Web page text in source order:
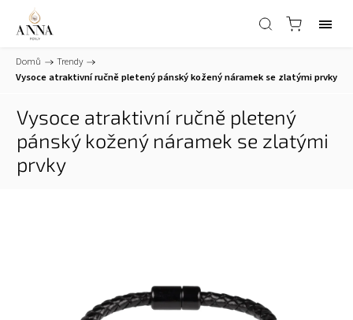
Domů / Trendy /
Vysoce atraktivní ručně pletený pánský kožený náramek se zlatými prvky
Vysoce atraktivní ručně pletený
pánský kožený náramek se zlatými
prvky